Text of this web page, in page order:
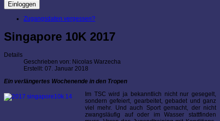
Einloggen
Zugangsdaten vergessen?
Singapore 10K 2017
Details
Geschrieben von: Nicolas Warzecha
Erstellt: 07. Januar 2018
Ein verlängertes Wochenende in den Tropen
Im TSC wird ja bekanntlich nicht nur gesegelt,
sondern gefeiert, gearbeitet, gebadet und ganz
viel mehr. Und auch Sport gemacht, der nicht
zwangsläufig auf oder im Wasser stattfinden